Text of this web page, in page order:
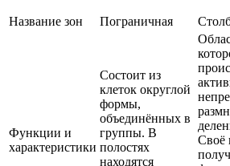
Название зон Пограничная
Функции и
характеристики
Состоит из
клеток округлой
формы,
объединённых в
группы. В
полостях
находятся
Своё